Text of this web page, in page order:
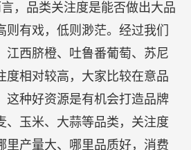
，品类关注度是能否做出大品
则有戏，低则渺茫。经过我们
江西脐橙、吐鲁番葡萄、苏尼
度相对较高，大家比较在意品
这种好资源是有机会打造品牌
、玉米、大蒜等品类，关注度
里产量大、哪里品质好，消费